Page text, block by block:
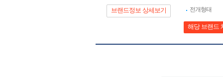
브랜드정보 상세보기
전개형태
해당 브랜드